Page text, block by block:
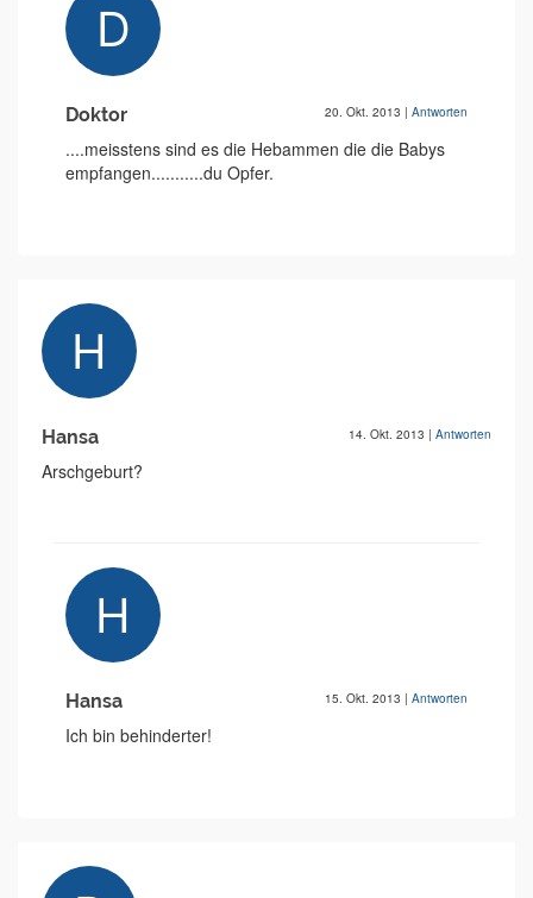
Doktor 20. Okt. 2013 | Antworten
....meisstens sind es die Hebammen die die Babys
empfangen...........du Opfer.
Hansa 14. Okt. 2013 | Antworten
Arschgeburt?
Hansa 15. Okt. 2013 | Antworten
Ich bin behinderter!